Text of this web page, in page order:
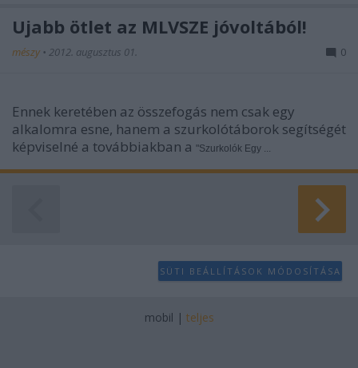
Újabb ötlet az MLVSZE jóvoltából!
mészy • 2012. augusztus 01. 0
Ennek keretében az összefogás nem csak egy
alkalomra esne, hanem a szurkolótáborok segítségét
képviselné a továbbiakban a "Szurkolók Egy ...
SÜTI BEÁLLÍTÁSOK MÓDOSÍTÁSA
mobil | teljes